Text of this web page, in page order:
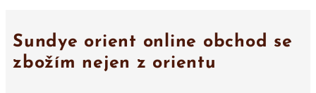
Sundye orient online obchod se
zbožím nejen z orientu